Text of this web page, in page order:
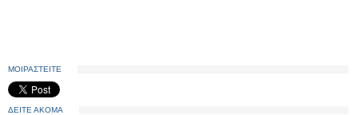
ΜΟΙΡΑΣΤΕΙΤΕ
ΔΕΙΤΕ ΑΚΟΜΑ